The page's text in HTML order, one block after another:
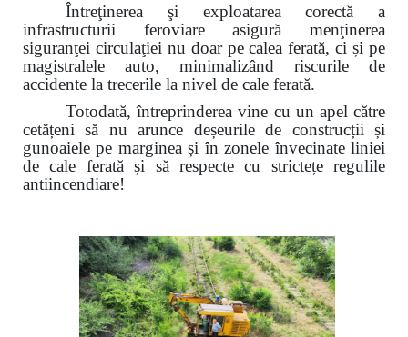
Întreţinerea şi exploatarea corectă a
infrastructurii feroviare asigură menţinerea
siguranţei circulaţiei nu doar pe calea ferată, ci și pe
magistralele auto, minimalizând riscurile de
accidente la trecerile la nivel de cale ferată.
Totodată, întreprinderea vine cu un apel către
cetățenisă nu arunce deșeurile de construcții și
gunoaiele pe marginea și în zonele învecinateliniei
de cale ferată și să respecte cu strictețe regulile
antiincendiare!